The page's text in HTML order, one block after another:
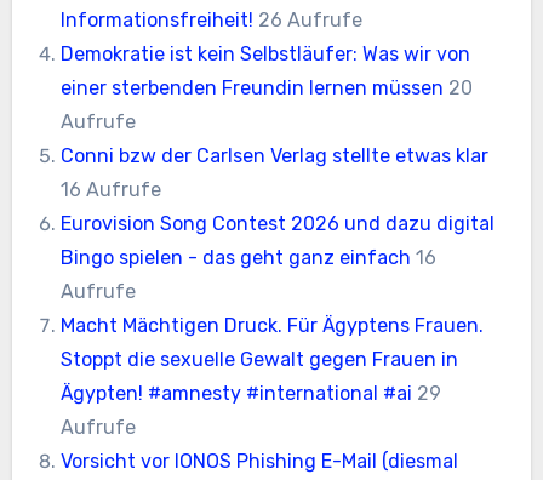
Informationsfreiheit! 26 Aufrufe
Demokratie ist kein Selbstläufer: Was wir von
einer sterbenden Freundin lernen müssen 20
Aufrufe
Conni bzw der Carlsen Verlag stellte etwas klar
16 Aufrufe
Eurovision Song Contest 2026 und dazu digital
Bingo spielen - das geht ganz einfach 16
Aufrufe
Macht Mächtigen Druck. Für Ägyptens Frauen.
Stoppt die sexuelle Gewalt gegen Frauen in
Ägypten! #amnesty #international #ai 29
Aufrufe
Vorsicht vor IONOS Phishing E-Mail (diesmal